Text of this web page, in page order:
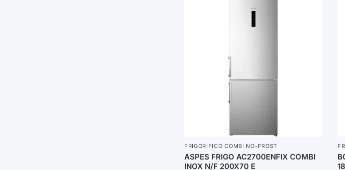
FRIGORIFICO COMBI NO-FROST
ASPES FRIGO AC2700ENFIX COMBI
INOX N/F 200X70 E